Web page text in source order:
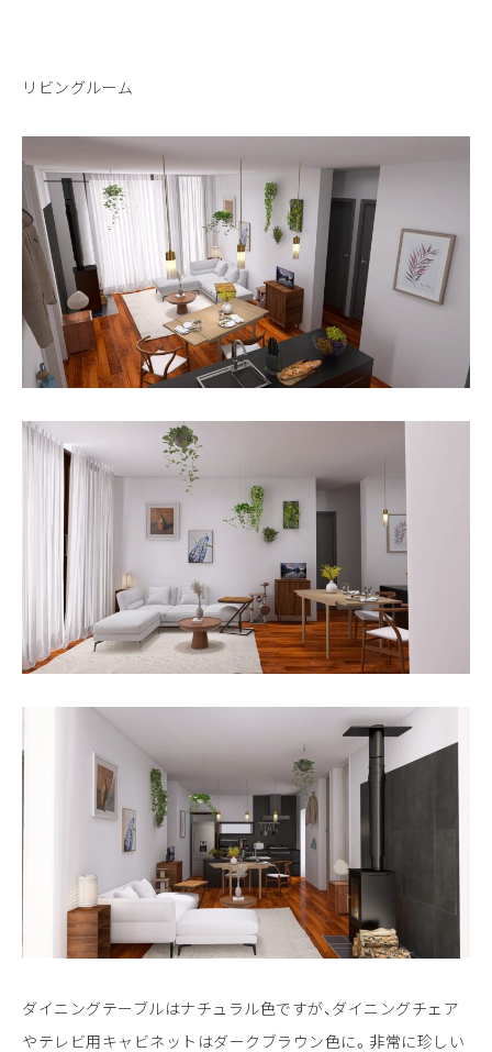
リビングルーム
ダイニングテーブルはナチュラル色ですが、ダイニングチェア
やテレビ用キャビネットはダークブラウン色に。非常に珍しい